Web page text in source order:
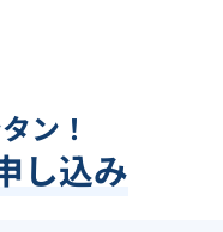
ン！
し込み